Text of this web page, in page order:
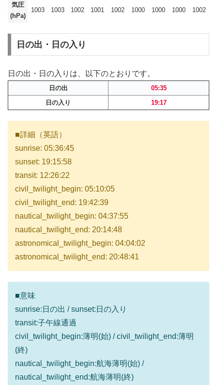
気圧
(hPa)
1003 1003 1002 1001 1002 1000 1000 1000 1002
日の出・日の入り
日の出・日の入りは、以下のとおりです。
日の出
05:35
日の入り
19:17
■詳細（英語）
sunrise: 05:36:45
sunset: 19:15:58
transit: 12:26:22
civil_twilight_begin: 05:10:05
civil_twilight_end: 19:42:39
nautical_twilight_begin: 04:37:55
nautical_twilight_end: 20:14:48
astronomical_twilight_begin: 04:04:02
astronomical_twilight_end: 20:48:41
■意味
sunrise:日の出 / sunset:日の入り
transit:子午線通過
civil_twilight_begin:薄明(始) / civil_twilight_end:薄明
(終)
nautical_twilight_begin:航海薄明(始) /
nautical_twilight_end:航海薄明(終)